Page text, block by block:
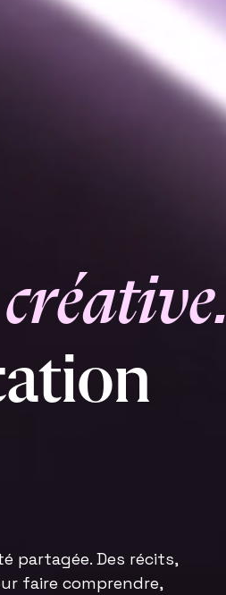
créative.
ation
partagée. Des récits,
faire comprendre,